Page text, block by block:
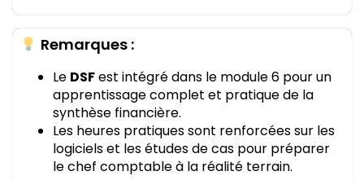
Remarques :
Le DSFest intégré dans le module 6 pour un
apprentissage complet et pratique de la
synthèse financière.
Les heures pratiques sont renforcées sur les
logiciels et les études de cas pour préparer
le chef comptable à la réalité terrain.